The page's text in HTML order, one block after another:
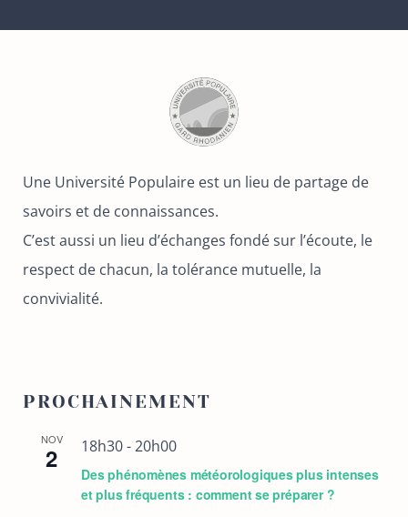
Une Université Populaire est un lieu de partage de
savoirs et de connaissances.
C’est aussi un lieu d’échanges fondé sur l’écoute, le
respect de chacun, la tolérance mutuelle, la
convivialité.
PROCHAINEMENT
NOV
2 18h30-20h00
Des phénomènes météorologiques plus intenses
et plus fréquents : comment se préparer ?